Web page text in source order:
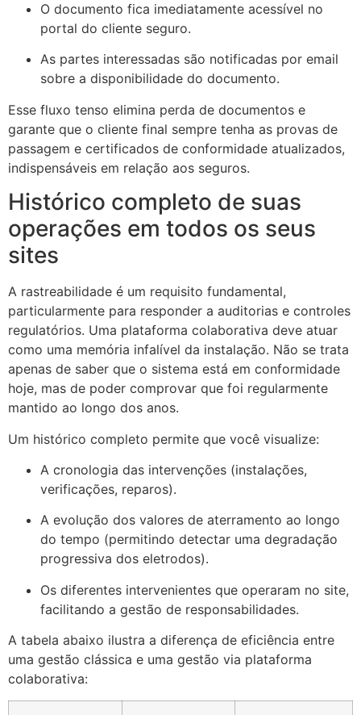
O documento fica imediatamente acessível no
portal do cliente seguro.
As partes interessadas são notificadas por email
sobre a disponibilidade do documento.
Esse fluxo tenso elimina perda de documentos e
garante que o cliente final sempre tenha as provas de
passagem e certificados de conformidade atualizados,
indispensáveis em relação aos seguros.
Histórico completo de suas
operações em todos os seus
sites
A rastreabilidade é um requisito fundamental,
particularmente para responder a auditorias e controles
regulatórios. Uma plataforma colaborativa deve atuar
como uma memória infalível da instalação. Não se trata
apenas de saber que o sistema está em conformidade
hoje, mas de poder comprovar que foi regularmente
mantido ao longo dos anos.
Um histórico completo permite que você visualize:
A cronologia das intervenções (instalações,
verificações, reparos).
A evolução dos valores de aterramento ao longo
do tempo (permitindo detectar uma degradação
progressiva dos eletrodos).
Os diferentes intervenientes que operaram no site,
facilitando a gestão de responsabilidades.
A tabela abaixo ilustra a diferença de eficiência entre
uma gestão clássica e uma gestão via plataforma
colaborativa: